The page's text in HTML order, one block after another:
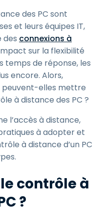
des PC sont
et leurs équipes IT,
des connexions à
sur la flexibilité
temps de réponse, les
encore. Alors,
peuvent-elles mettre
à distance des PC ?
l’accès à distance,
à adopter et
à distance d’un PC
contrôle à
?